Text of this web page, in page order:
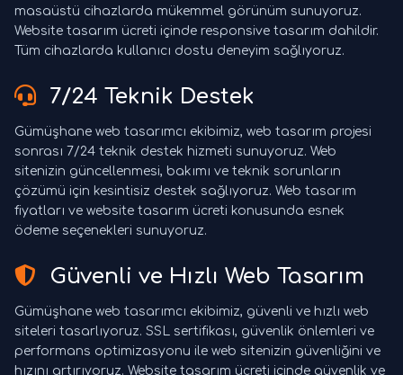
masaüstü cihazlarda mükemmel görünüm sunuyoruz.
Website tasarım ücreti içinde responsive tasarım dahildir.
Tüm cihazlarda kullanıcı dostu deneyim sağlıyoruz.
7/24 Teknik Destek
Gümüşhane web tasarımcı ekibimiz, web tasarım projesi
sonrası 7/24 teknik destek hizmeti sunuyoruz. Web
sitenizin güncellenmesi, bakımı ve teknik sorunların
çözümü için kesintisiz destek sağlıyoruz. Web tasarım
fiyatları ve website tasarım ücreti konusunda esnek
ödeme seçenekleri sunuyoruz.
Güvenli ve Hızlı Web Tasarım
Gümüşhane web tasarımcı ekibimiz, güvenli ve hızlı web
siteleri tasarlıyoruz. SSL sertifikası, güvenlik önlemleri ve
performans optimizasyonu ile web sitenizin güvenliğini ve
hızını artırıyoruz. Website tasarım ücreti içinde güvenlik ve